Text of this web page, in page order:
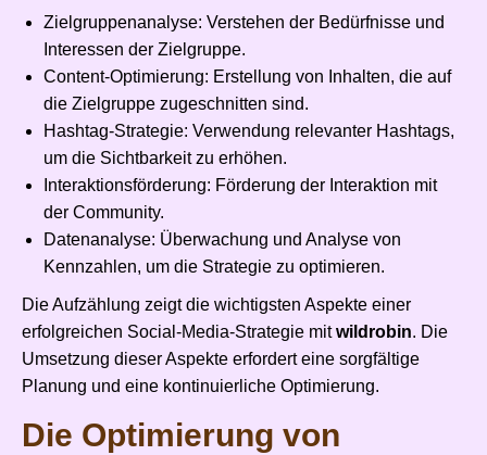
Zielgruppenanalyse: Verstehen der Bedürfnisse und
Interessen der Zielgruppe.
Content-Optimierung: Erstellung von Inhalten, die auf
die Zielgruppe zugeschnitten sind.
Hashtag-Strategie: Verwendung relevanter Hashtags,
um die Sichtbarkeit zu erhöhen.
Interaktionsförderung: Förderung der Interaktion mit
der Community.
Datenanalyse: Überwachung und Analyse von
Kennzahlen, um die Strategie zu optimieren.
Die Aufzählung zeigt die wichtigsten Aspekte einer
erfolgreichen Social-Media-Strategie mitwildrobin. Die
Umsetzung dieser Aspekte erfordert eine sorgfältige
Planung und eine kontinuierliche Optimierung.
Die Optimierung von